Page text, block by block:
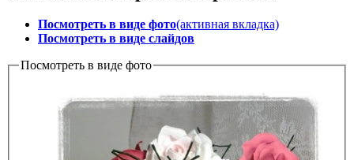
Посмотреть в виде фото(активная вкладка)
Посмотреть в виде слайдов
Посмотреть в виде фото